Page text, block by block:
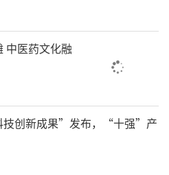
医药文化融
技创新成果”发布，“十强”产